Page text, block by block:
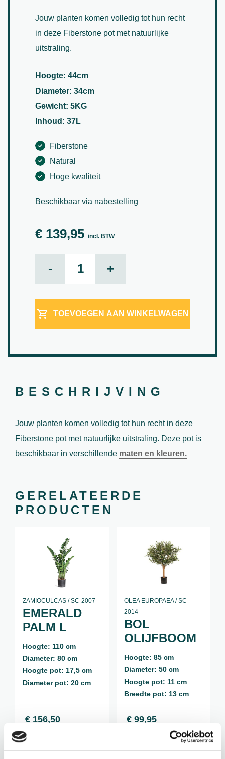
Jouw planten komen volledig tot hun recht
in deze Fiberstone pot met natuurlijke
uitstraling.
Hoogte: 44cm
Diameter: 34cm
Gewicht: 5KG
Inhoud: 37L
Fiberstone
Natural
Hoge kwaliteit
Beschikbaar via nabestelling
€ 139,95 incl. BTW
- +
TOEVOEGEN AAN WINKELWAGEN
BESCHRIJVING
Jouw planten komen volledig tot hun recht in deze
Fiberstone pot met natuurlijke uitstraling. Deze pot is
beschikbaar in verschillende maten en kleuren.
GERELATEERDE
PRODUCTEN
ZAMIOCULCAS / SC-2007
EMERALD
PALM L
Hoogte: 110 cm
Diameter: 80 cm
Hoogte pot: 17,5 cm
Diameter pot: 20 cm
€ 156,50
OLEA EUROPAEA / SC-
2014
BOL
OLIJFBOOM
Hoogte: 85 cm
Diameter: 50 cm
Hoogte pot: 11 cm
Breedte pot: 13 cm
€99,95